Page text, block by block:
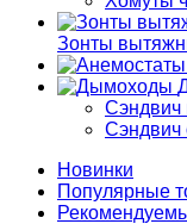
Зонты
Сэндвич
Сэндвич
Новинки
Популярные